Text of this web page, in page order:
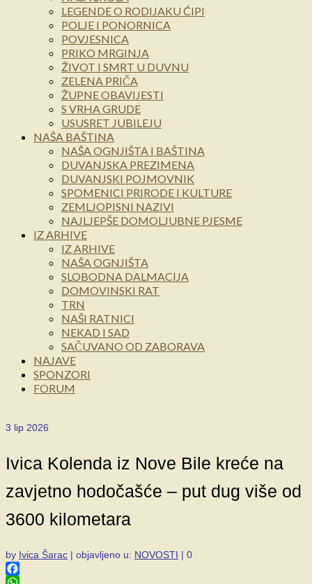
LEGENDE O RODIJAKU ĆIPI
POLJE I PONORNICA
POVJESNICA
PRIKO MRGINJA
ŽIVOT I SMRT U DUVNU
ZELENA PRIČA
ŽUPNE OBAVIJESTI
S VRHA GRUDE
USUSRET JUBILEJU
NAŠA BAŠTINA
NAŠA OGNJIŠTA I BAŠTINA
DUVANJSKA PREZIMENA
DUVANJSKI POJMOVNIK
SPOMENICI PRIRODE I KULTURE
ZEMLJOPISNI NAZIVI
NAJLJEPŠE DOMOLJUBNE PJESME
IZ ARHIVE
IZ ARHIVE
NAŠA OGNJIŠTA
SLOBODNA DALMACIJA
DOMOVINSKI RAT
TRN
NAŠI RATNICI
NEKAD I SAD
SAČUVANO OD ZABORAVA
NAJAVE
SPONZORI
FORUM
3 lip 2026
Ivica Kolenda iz Nove Bile kreće na
zavjetno hodočašće – put dug više od
3600 kilometara
by Ivica Šarac | objavljeno u: NOVOSTI | 0